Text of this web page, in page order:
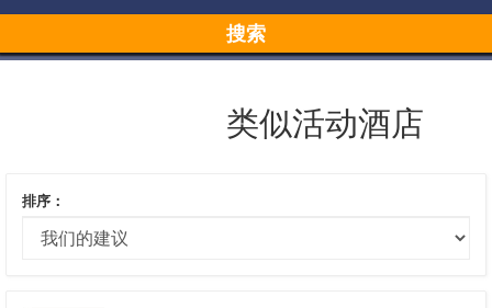
搜索
类似活动酒店
排序：